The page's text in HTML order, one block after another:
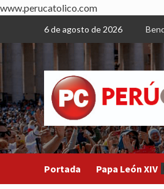
www.perucatolico.com
content
6 de agosto de 2026
Portada Papa León XIV